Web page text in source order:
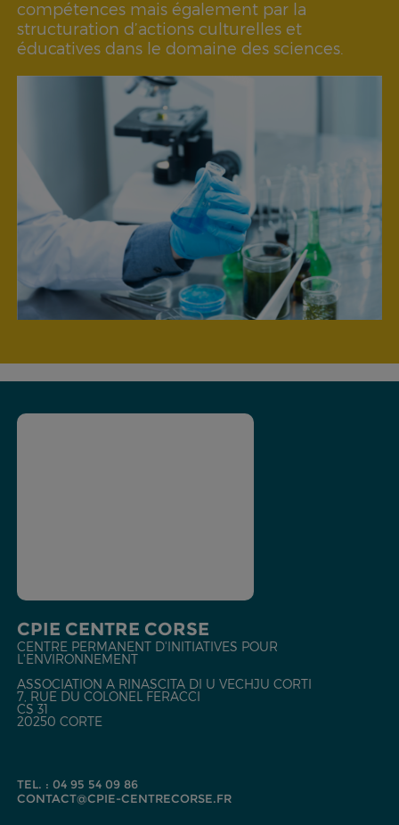
compétences mais également par la
structuration d’actions culturelles et
éducatives dans le domaine des sciences.
CPIE CENTRE CORSE
CENTRE PERMANENT D'INITIATIVES POUR
L'ENVIRONNEMENT
ASSOCIATION A RINASCITA DI U VECHJU CORTI
7, RUE DU COLONEL FERACCI
CS 31
20250 CORTE
TEL. : 04 95 54 09 86
CONTACT@CPIE-CENTRECORSE.FR